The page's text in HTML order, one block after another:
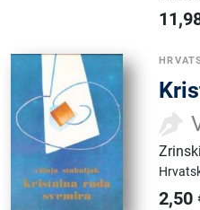
Zrinski
2,50